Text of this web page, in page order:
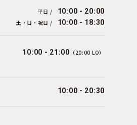
平日 / 10:00 - 20:00
土・日・祝日 / 10:00 - 18:30
10:00 - 21:00 （20:00 LO）
10:00 - 20:30